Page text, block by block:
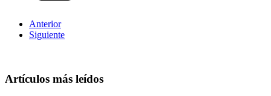
Anterior
Siguiente
Artículos más leídos